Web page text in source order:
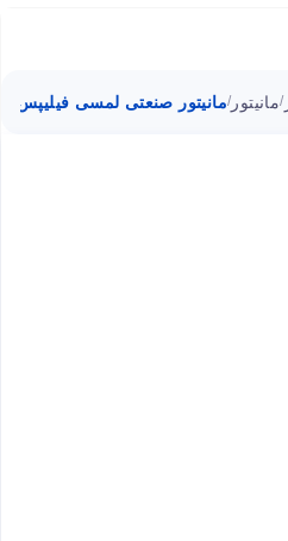
/مانیتور /مانیتور صنعتی لمسی فیلیپس 55 اینچ 55BDL4051T